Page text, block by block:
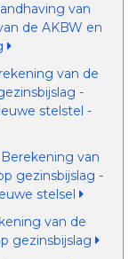
van
de AKBW en
van de
-
stelstel -
van
gezinsbijslag -
stelsel
van de
gezinsbijslag